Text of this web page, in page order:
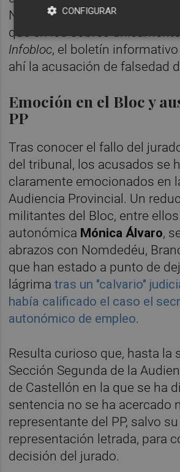
Nomdedéu escribió en un
que en los sobres únicamente
Infobloc, el boletín
ahí la acusación de falsedad
Emoción en el Bloc y
PP
Tras conocer el fallo del
del tribunal, los acusados se
claramente emocionados en
Audiencia Provincial. Un
militantes del Bloc, entre
autonómica Mónica Álvaro,
abrazos con Nomdedéu,
que han estado a punto de
lágrimatras un "calvario"
había calificado el caso el
autonómico de empleo.
Resulta curioso que, hasta la
Sección Segunda de la
de Castellón en la que se ha
sentencia no se ha acercado
representante del PP, salvo su
representación letrada, para
decisión del jurado.
CONFIGURAR